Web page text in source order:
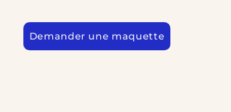
Demander une maquette